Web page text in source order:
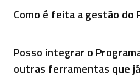
que seus clientes
recompensas definidas
O Programa de Pontos
engajamento do
programas de pontos das
Como é feita a gestão do
O nosso time de sucesso
acompanhamento de
Posso integrar o
outras ferramentas que